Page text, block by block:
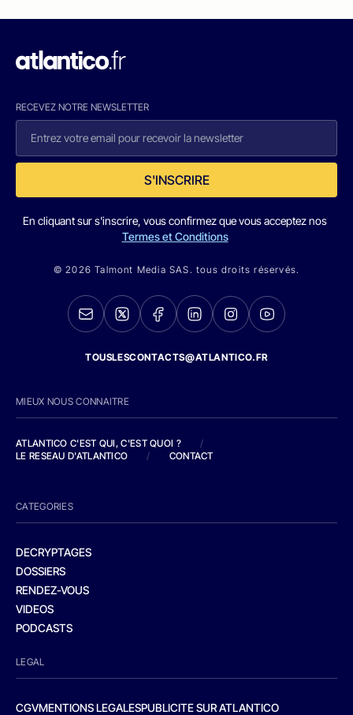
RECEVEZ NOTRE NEWSLETTER
S'INSCRIRE
En cliquant sur s'inscrire, vous confirmez que vous acceptez nos
Termes et Conditions
© 2026 Talmont Media SAS. tous droits réservés.
TOUSLESCONTACTS@ATLANTICO.FR
MIEUX NOUS CONNAITRE
ATLANTICO C'EST QUI, C'EST QUOI ?
/
LE RESEAU D'ATLANTICO
/ CONTACT
CATEGORIES
DECRYPTAGES
DOSSIERS
RENDEZ-VOUS
VIDEOS
PODCASTS
LEGAL
CGVMENTIONS LEGALESPUBLICITE SUR ATLANTICO